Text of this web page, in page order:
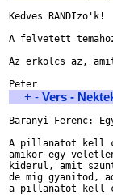
Kedves RANDIzo'k!
A felvetett
Az erkolcs az,
+ - Vers -
Baranyi Ferenc:
A pillanatot kell
amikor egy
kiderul, amit
de mig gyanitod,
a pillanatot kell